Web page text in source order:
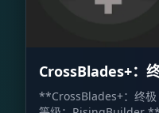
CrossBlades+：
CrossBlades+:
**CrossBlades+：终极 PVP 系统